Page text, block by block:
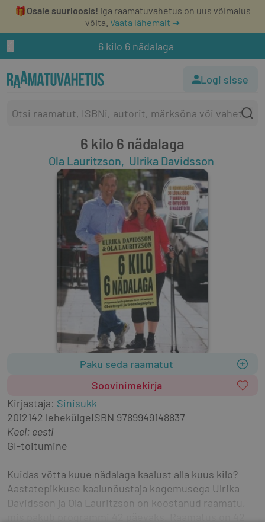
🎁Osale suurloosis! Iga raamatuvahetus on uus võimalus
võita. Vaata lähemalt ➔
6 kilo 6 nädalaga
Logi sisse
6 kilo 6 nädalaga
Ola Lauritzson Ulrika Davidsson
Paku seda raamatut
Soovinimekirja
Kirjastaja: Sinisukk
2012142 lehekülgeISBN 9789949148837
Keel: eesti
GI-toitumine
Kuidas võtta kuue nädalaga kaalust alla kuus kilo?
Aastatepikkuse kaalunõustaja kogemusega Ulrika
Davidsson ja Ola Lauritzson on koostanud raamatu,